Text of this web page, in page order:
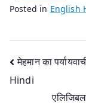
Posted in English
Post
मेहमान का
Hindi